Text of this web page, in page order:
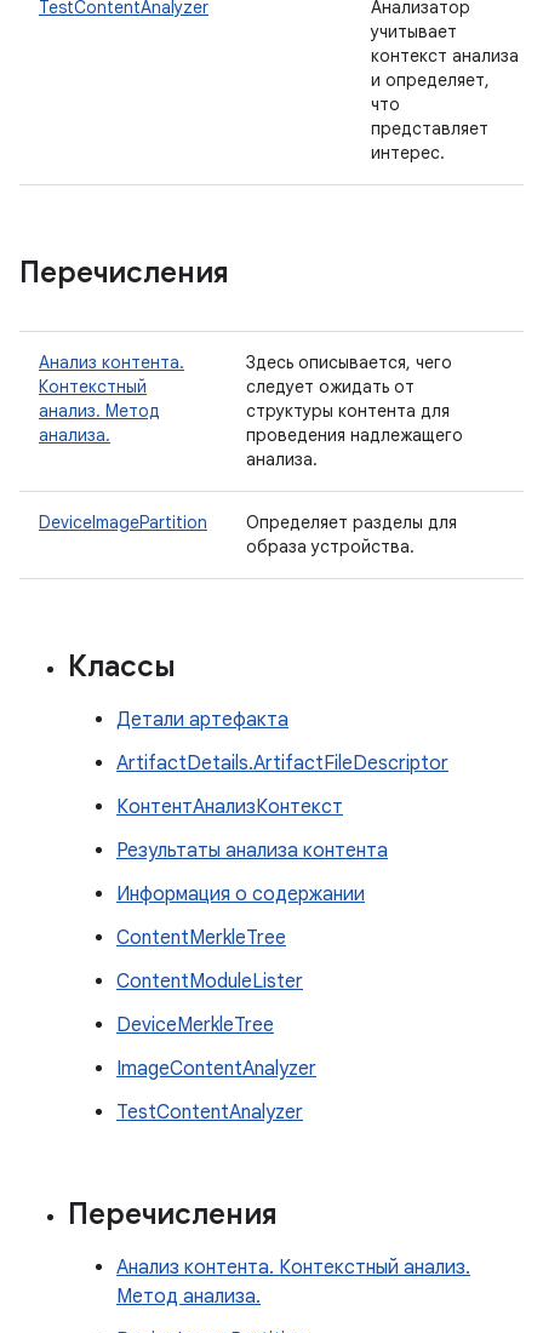
TestContentAnalyzer
Анализатор
учитывает
контекст анализа
и определяет,
что
представляет
интерес.
Перечисления
Анализ контента.
Контекстный
анализ. Метод
анализа.
Здесь описывается, чего
следует ожидать от
структуры контента для
проведения надлежащего
анализа.
DeviceImagePartition
Определяет разделы для
образа устройства.
Классы
Детали артефакта
ArtifactDetails.ArtifactFileDescriptor
КонтентАнализКонтекст
Результаты анализа контента
Информация о содержании
ContentMerkleTree
ContentModuleLister
DeviceMerkleTree
ImageContentAnalyzer
TestContentAnalyzer
Перечисления
Анализ контента. Контекстный анализ.
Метод анализа.